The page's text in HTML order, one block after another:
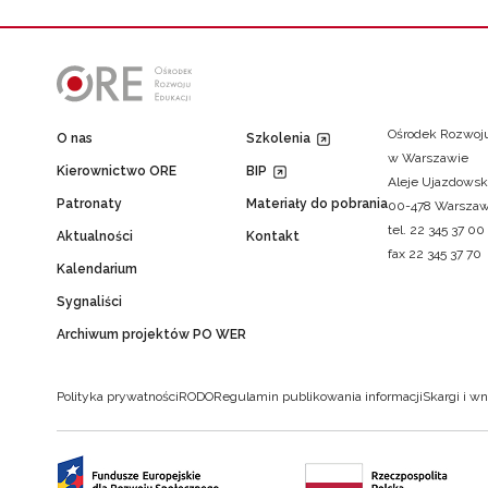
O nas
Kierownictwo ORE
Patronaty
Aktualności
Kalendarium
Sygnaliści
Archiwum projektów PO WER
Szkolenia
BIP
Materiały do pobrania
Kontakt
Ośrodek
w Warszawie
Aleje
00-478
tel. 22 345 37 00
fax 22 345 37 70
Polityka prywatnościRODORegulamin publikowania informacjiSkargi i